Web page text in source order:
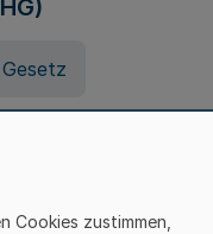
Gesetz
,
NRW - BVO
Cookies zustimmen,